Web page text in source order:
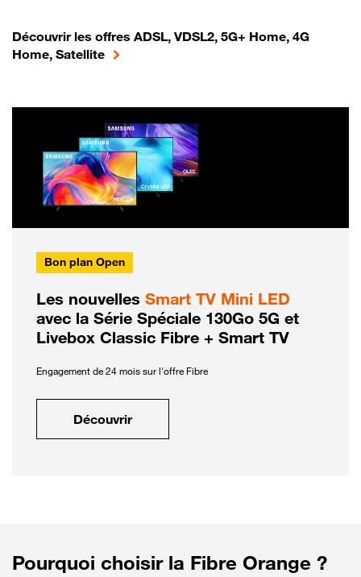
Découvrir les offres ADSL, VDSL2, 5G+ Home, 4G
Home, Satellite
Bon plan Open
Les nouvelles Smart TV Mini LED
avec la Série Spéciale 130Go 5G et
Livebox Classic Fibre + Smart TV
Engagement de 24 mois sur l'offre Fibre
Découvrir
Pourquoi choisir la Fibre Orange ?